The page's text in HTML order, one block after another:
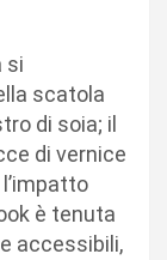
si
scatola
di soia; il
di vernice
è tenuta
accessibili,